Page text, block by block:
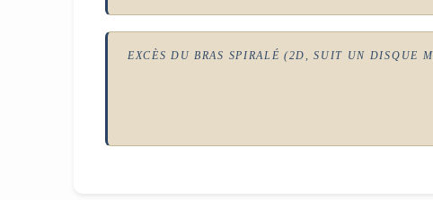
EXCÈS DU BRAS SPIRALÉ (2D, SUIT UN DISQUE